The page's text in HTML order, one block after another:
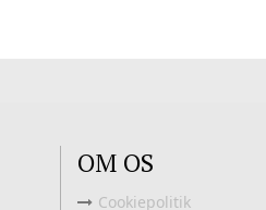
OM OS
Cookiepolitik